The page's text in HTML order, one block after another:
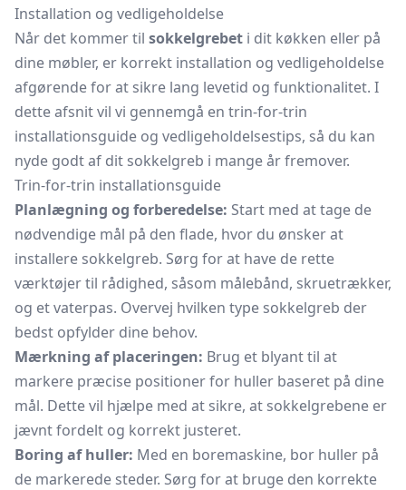
Installation og vedligeholdelse
Når det kommer til sokkelgrebet i dit køkken eller på
dine møbler, er korrekt installation og vedligeholdelse
afgørende for at sikre lang levetid og funktionalitet. I
dette afsnit vil vi gennemgå en trin-for-trin
installationsguide og vedligeholdelsestips, så du kan
nyde godt af dit sokkelgreb i mange år fremover.
Trin-for-trin installationsguide
Planlægning og forberedelse: Start med at tage de
nødvendige mål på den flade, hvor du ønsker at
installere sokkelgreb. Sørg for at have de rette
værktøjer til rådighed, såsom målebånd, skruetrækker,
og et vaterpas. Overvej hvilken type sokkelgreb der
bedst opfylder dine behov.
Mærkning af placeringen: Brug et blyant til at
markere præcise positioner for huller baseret på dine
mål. Dette vil hjælpe med at sikre, at sokkelgrebene er
jævnt fordelt og korrekt justeret.
Boring af huller: Med en boremaskine, bor huller på
de markerede steder. Sørg for at bruge den korrekte